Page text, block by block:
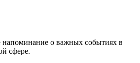
о важных событиях в
сфере.